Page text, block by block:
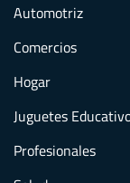
Automotriz
Comercios
Hogar
Juguetes
Profesionales